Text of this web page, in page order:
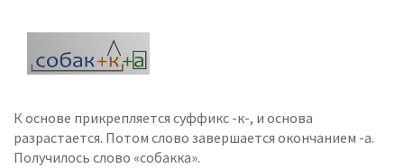
К основе прикрепляется суффикс -к-, и основа
разрастается. Потом слово завершается окончанием -а.
Получилось слово «собакка».